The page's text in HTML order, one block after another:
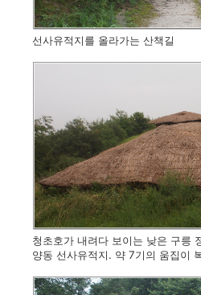
선사유적지를 올라가는 산책길
청초호가 내려다 보이는 낮은 구릉
양동 선사유적지. 약 7기의 움집이